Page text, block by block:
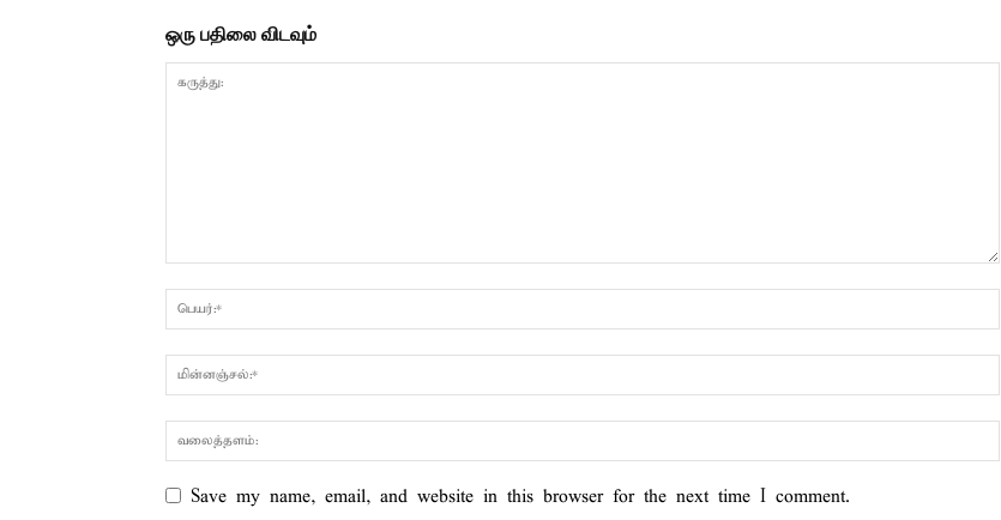
ஒரு பதிலை விடவும்
Save my name, email, and website in this browser for the next time I comment.